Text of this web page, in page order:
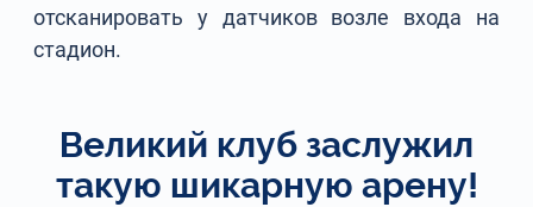
отсканировать у датчиков возле входа на
стадион.
Великий клуб заслужил
такую шикарную арену!